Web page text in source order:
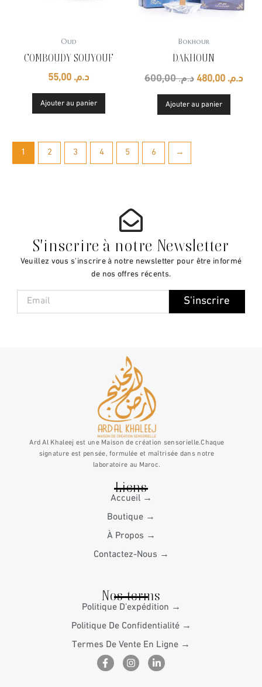
Oud
COMBOUDY SOUYOUF
د.م.
Ajouter au panier
Bokhour
DAKHOUN
د.م.600,00 د.م.
Ajouter au panier
1 2 3 4 5 6 →
S'inscrire à notre Newsletter
Veuillez vous s'inscrire à notre newsletter pour être informé
de nos offres récents.
Email
S'inscrire
Ard Al Khaleej est une Maison de création sensorielle.Chaque
signature est pensée, formulée et maîtrisée dans notre
laboratoire au Maroc.
Liens
Accueil →
Boutique →
À Propos →
Contactez-Nous →
Nos terms
Politique D'expédition →
Politique De Confidentialité →
Termes De Vente En Ligne →
F
a
c
I
n
s
L
i
n